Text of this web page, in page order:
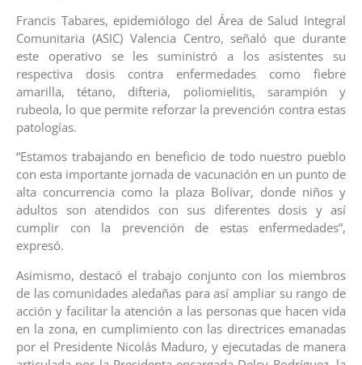
Francis Tabares, epidemiólogo del Área de Salud Integral
Comunitaria (ASIC) Valencia Centro, señaló que durante
este operativo se les suministró a los asistentes su
respectiva dosis contra enfermedades como fiebre
amarilla, tétano, difteria, poliomielitis, sarampión y
rubeola, lo que permite reforzar la prevención contra estas
patologías.
“Estamos trabajando en beneficio de todo nuestro pueblo
con esta importante jornada de vacunación en un punto de
alta concurrencia como la plaza Bolívar, donde niños y
adultos son atendidos con sus diferentes dosis y así
cumplir con la prevención de estas enfermedades”,
expresó.
Asimismo, destacó el trabajo conjunto con los miembros
de las comunidades aledañas para así ampliar su rango de
acción y facilitar la atención a las personas que hacen vida
en la zona, en cumplimiento con las directrices emanadas
por el Presidente Nicolás Maduro, y ejecutadas de manera